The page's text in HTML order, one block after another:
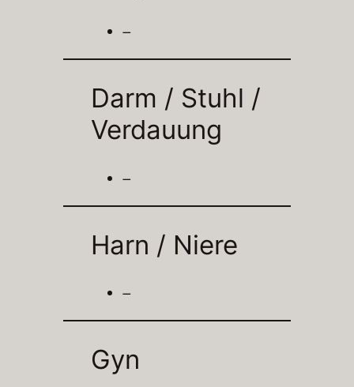
–
Darm / Stuhl /
Verdauung
–
Harn / Niere
–
Gyn